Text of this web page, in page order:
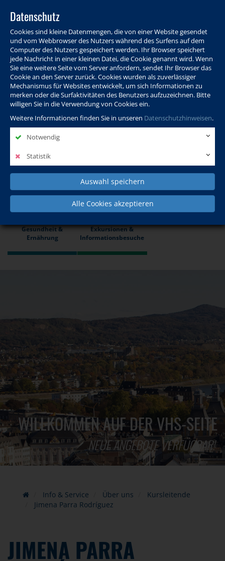
Datenschutz
Cookies sind kleine Datenmengen, die von einer Website gesendet
und vom Webbrowser des Nutzers während des Surfens auf dem
Computer des Nutzers gespeichert werden. Ihr Browser speichert
jede Nachricht in einer kleinen Datei, die Cookie genannt wird. Wenn
Sie eine weitere Seite vom Server anfordern, sendet Ihr Browser das
Cookie an den Server zurück. Cookies wurden als zuverlässiger
Mechanismus für Websites entwickelt, um sich Informationen zu
merken oder die Surfaktivitäten des Benutzers aufzuzeichnen. Bitte
willigen Sie in die Verwendung von Cookies ein.
Weitere Informationen finden Sie in unseren Datenschutzhinweisen.
Notwendig
Statistik
Auswahl speichern
Alle Cookies akzeptieren
Programm Info & Service Aktuelles Warenkorb Login
Ansprechpersonen Kontakt Sitemap
Politik, Wissenschaft &
Internationales
Beruf, IT & Digitales
Gesundheit &
Ernährung
Exkursionen &
Informationsbesuche
WILLKOMMEN AUF DER VHS-SEITE
NEUE ANGEBOTE VERFÜGBAR!
Info & Service Über uns
Kursleitende
Jimena Parra Rodríguez
JIMENA PARRA